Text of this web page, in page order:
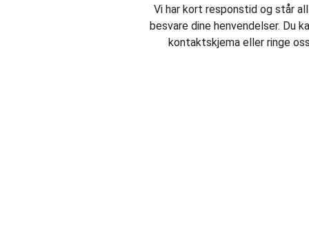
Vi har kort responstid og står
besvare dine henvendelser. Du
kontaktskjema eller ringe